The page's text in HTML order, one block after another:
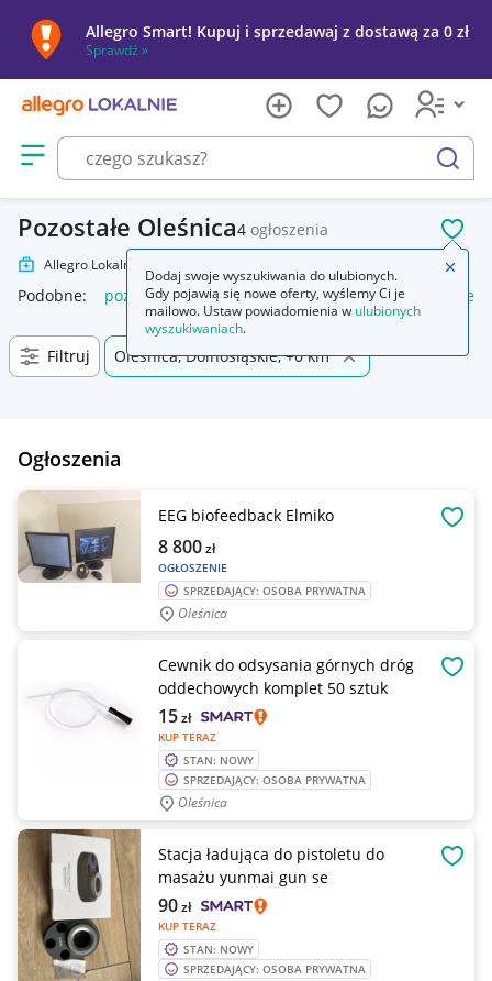
Allegro Smart! Kupuj i sprzedawaj z dostawą za 0 zł
Sprawdź »
Otwórz menu z kategoriami
szukaj
Pozostałe Oleśnica4 ogłoszenia
Allegro Lokalnie
Podobne: pozostałe łóżka pozostałe pozostałe miasta i
Filtruj Oleśnica, Dolnośląskie, +0 km
Ogłoszenia
EEG biofeedback Elmiko
OGŁOSZENIE
8 800zł
SPRZEDAJĄCY: OSOBA PRYWATNA
Oleśnica
Cewnik do odsysania górnych dróg
oddechowych komplet 50 sztuk
KUP TERAZ
15zł
STAN: NOWY
SPRZEDAJĄCY: OSOBA PRYWATNA
Oleśnica
Stacja ładująca do pistoletu do
masażu yunmai gun se
KUP TERAZ
90zł
STAN: NOWY
SPRZEDAJĄCY: OSOBA PRYWATNA
Dodaj swoje wyszukiwania do ulubionych.
Gdy pojawią się nowe oferty, wyślemy Ci je
mailowo. Ustaw powiadomienia w ulubionych
wyszukiwaniach.